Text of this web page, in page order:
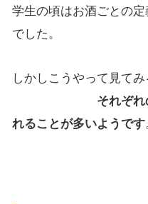
学生の頃はお酒ごとの
でした。
しかしこうやって見てみ
それぞれの地域
れることが多いようです